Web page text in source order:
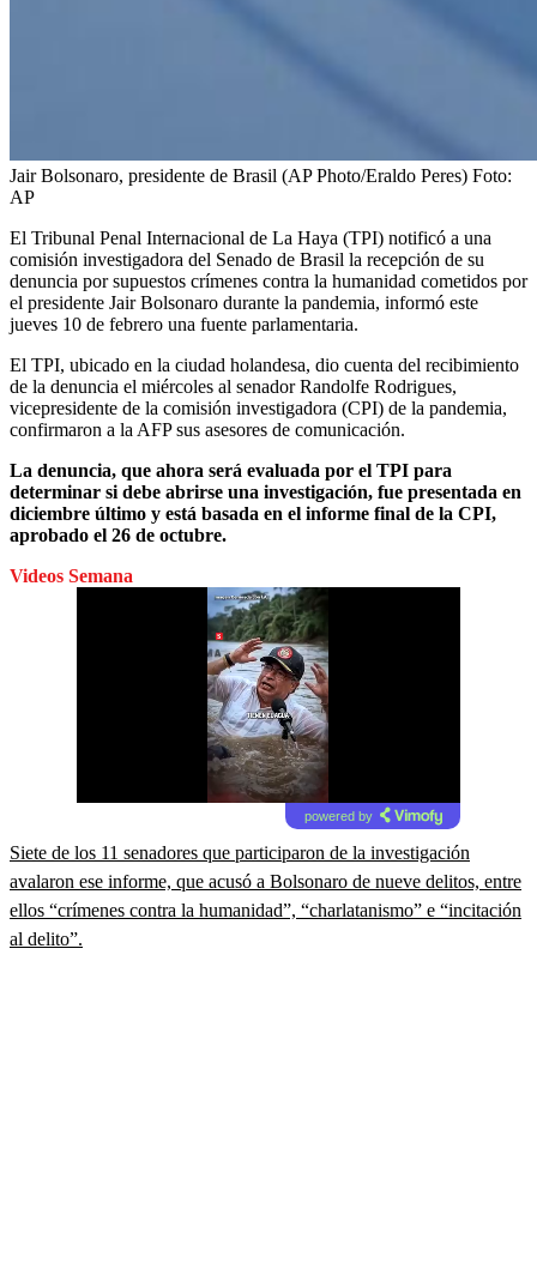
Jair Bolsonaro, presidente de Brasil (AP Photo/Eraldo Peres) Foto:
AP
El Tribunal Penal Internacional de La Haya (TPI) notificó a una
comisión investigadora del Senado de Brasil la recepción de su
denuncia por supuestos crímenes contra la humanidad cometidos por
el presidente Jair Bolsonaro durante la pandemia, informó este
jueves 10 de febrero una fuente parlamentaria.
El TPI, ubicado en la ciudad holandesa, dio cuenta del recibimiento
de la denuncia el miércoles al senador Randolfe Rodrigues,
vicepresidente de la comisión investigadora (CPI) de la pandemia,
confirmaron a la AFP sus asesores de comunicación.
La denuncia, que ahora será evaluada por el TPI para
determinar si debe abrirse una investigación, fue presentada en
diciembre último y está basada en el informe final de la CPI,
aprobado el 26 de octubre.
Videos Semana
powered by
Siete de los 11 senadores que participaron de la investigación
avalaron ese informe, que acusó a Bolsonaro de nueve delitos, entre
ellos “crímenes contra la humanidad”, “charlatanismo” e “incitación
al delito”.